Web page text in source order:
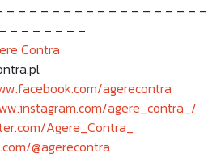
– – – – – – – – – – – – – – – – – –
– – – – – – –
Contra
agerecontra
agere_contra_/
Agere_Contra_
@agerecontra